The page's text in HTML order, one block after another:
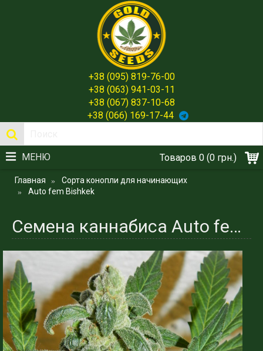
+38 (095) 819-76-00
+38 (063) 941-03-11
+38 (067) 837-10-68
+38 (066) 169-17-44
Товаров 0 (0 грн.)
МЕНЮ
Главная
Сорта конопли для начинающих
Auto fem Bishkek
Семена каннабиса Auto fem Bishkek - Оригинал и Мощь от Gold Seeds Spain